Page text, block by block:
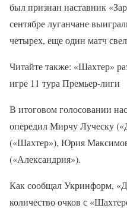
был признан наставник
сентябре луганчане
четырех, еще один матч
Читайте также: «Шахтер»
игре 11 тура Премьер-лиги
В итоговом голосовании
опередил Мирчу Луческу
(«Шахтер»), Юрия
(«Александрия»).
Как сообщал Укринформ,
количество очков с